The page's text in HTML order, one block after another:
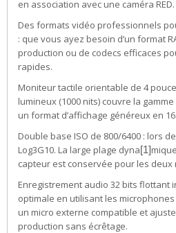
en association avec une caméra RED.
Des formats vidéo professionnels
: que vous ayez besoin d’un format
production ou de codecs efficaces
rapides.
Moniteur tactile orientable de 4
lumineux (1000 nits) couvre la
un format d’affichage généreux en
Double base ISO de 800/6400 : lors
Log3G10. La large plage dyna[1]
capteur est conservée pour les deux
Enregistrement audio 32 bits flottant
optimale en utilisant les
un micro externe compatible et
production sans écrêtage.